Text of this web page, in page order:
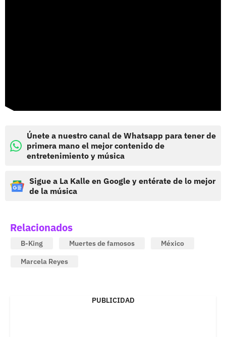
Únete a nuestro canal de Whatsapp para tener de
primera mano el mejor contenido de
entretenimiento y música
Sigue a La Kalle en Google y entérate de lo mejor
de la música
Relacionados
B-King Muertes de famosos
México
Marcela Reyes
PUBLICIDAD